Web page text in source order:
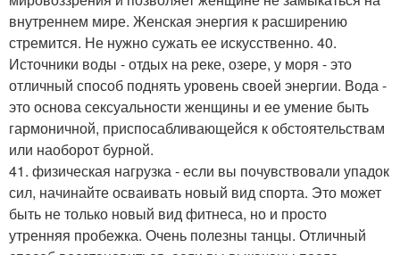
внутреннем мире. Женская энергия к расширению
стремится. Не нужно сужать ее искусственно. 40.
Источники воды - отдых на реке, озере, у моря - это
отличный способ поднять уровень своей энергии. Вода -
это основа сексуальности женщины и ее умение быть
гармоничной, приспосабливающейся к обстоятельствам
или наоборот бурной.
41. физическая нагрузка - если вы почувствовали упадок
сил, начинайте осваивать новый вид спорта. Это может
быть не только новый вид фитнеса, но и просто
утренняя пробежка. Очень полезны танцы. Отличный